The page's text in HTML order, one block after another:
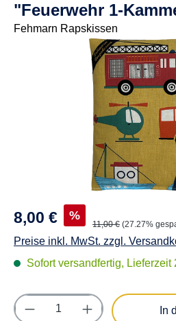
"Feuerwehr 1-
Fehmarn Rapskissen
Bildergalerie überspringen
8,00 € %
11,00 € (27.27%
Preise inkl. MwSt. zzgl.
Sofort versandfertig, Lieferzeit
Produkt Anzahl: Gib In